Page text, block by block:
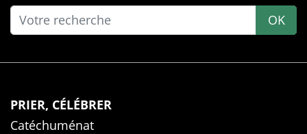
OK
PRIER, CÉLÉBRER
Catéchuménat